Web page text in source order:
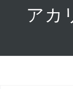
ツ
アカ